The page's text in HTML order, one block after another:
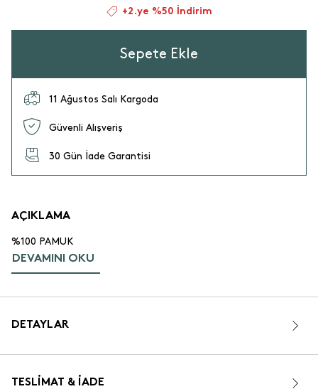
+2.ye %50 İndirim
Sepete Ekle
11 Ağustos Salı Kargoda
Güvenli Alışveriş
30 Gün İade Garantisi
AÇIKLAMA
%100 PAMUK
DEVAMINI OKU
DETAYLAR
TESLIMAT & İADE